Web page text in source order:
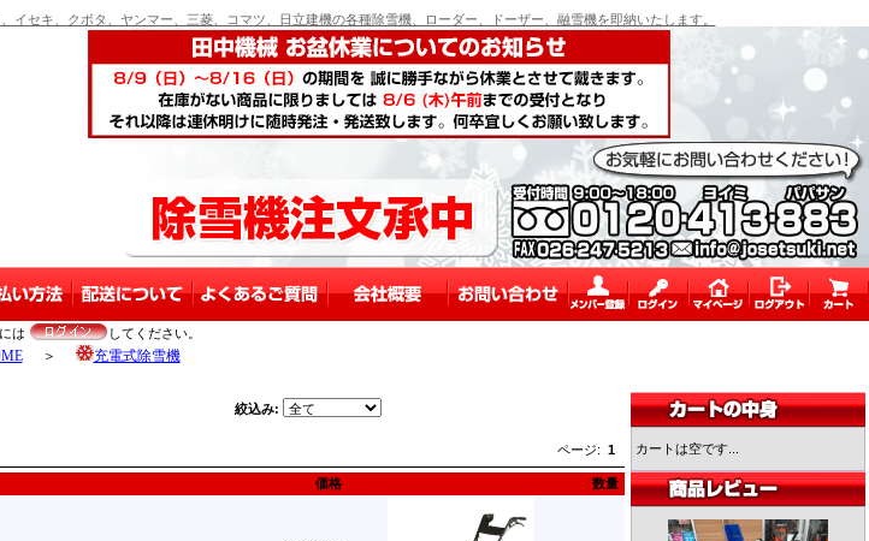
キ、クボタ、ヤンマー、三菱、コマツ、日立建機の各種除雪機、ローダー、ドーザー、融雪機を即納いたします。
は してください。
＞ 充電式除雪機
絞込み:
ページ: 1
価格 数量
カートは空です...